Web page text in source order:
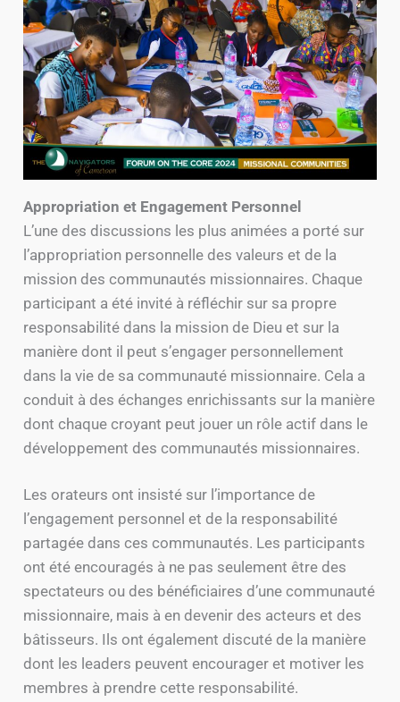
Appropriation et Engagement Personnel
L’une des discussions les plus animées a porté sur
l’appropriation personnelle des valeurs et de la
mission des communautés missionnaires. Chaque
participant a été invité à réfléchir sur sa propre
responsabilité dans la mission de Dieu et sur la
manière dont il peut s’engager personnellement
dans la vie de sa communauté missionnaire. Cela a
conduit à des échanges enrichissants sur la manière
dont chaque croyant peut jouer un rôle actif dans le
développement des communautés missionnaires.
Les orateurs ont insisté sur l’importance de
l’engagement personnel et de la responsabilité
partagée dans ces communautés. Les participants
ont été encouragés à ne pas seulement être des
spectateurs ou des bénéficiaires d’une communauté
missionnaire, mais à en devenir des acteurs et des
bâtisseurs. Ils ont également discuté de la manière
dont les leaders peuvent encourager et motiver les
membres à prendre cette responsabilité.